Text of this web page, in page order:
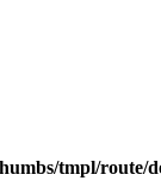
tmpl/route/